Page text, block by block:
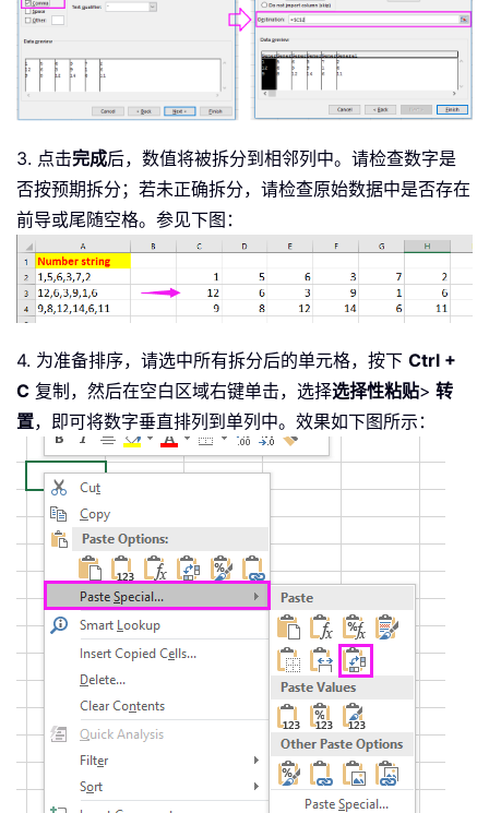
3. 点击完成后，数值将被拆分到相邻列中。请检查数字是
否按预期拆分；若未正确拆分，请检查原始数据中是否存在
前导或尾随空格。参见下图：
4. 为准备排序，请选中所有拆分后的单元格，按下 Ctrl +
C 复制，然后在空白区域右键单击，选择选择性粘贴> 转
置，即可将数字垂直排列到单列中。效果如下图所示：